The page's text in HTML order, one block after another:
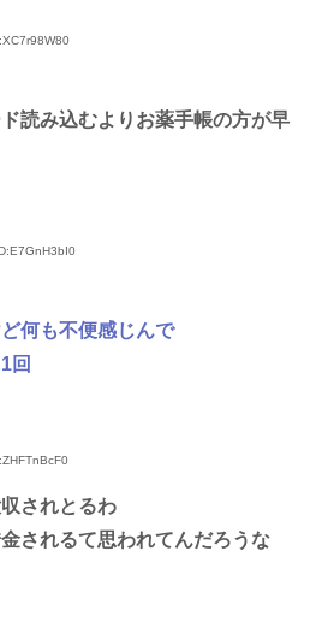
読み込むよりお薬手帳の方が早
何も不便感じんで
回
されとるわ
されるて思われてんだろうな